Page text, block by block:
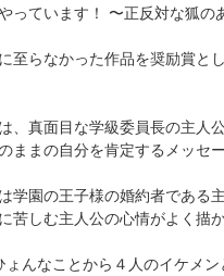
っています！ 〜正反対な狐の
至らなかった作品を奨励賞とし
は、真面目な学級委員長の主人
まの自分を肯定するメッセ
学園の王子様の婚約者である
しむ主人公の心情がよく描か
ょんなことから４人のイケメ